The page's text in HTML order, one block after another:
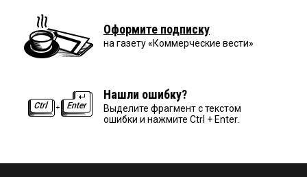
Оформите подписку
на газету «Коммерческие вести»
Нашли ошибку?
Выделите фрагмент с текстом
ошибки и нажмите Ctrl + Enter.